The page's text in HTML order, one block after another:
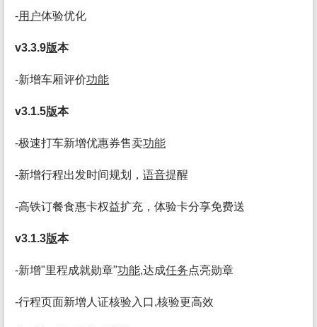
-用户体验优化
v3.3.9版本
-新增车厢评价功能
v3.1.5版本
-极速打车新增优惠券售卖功能
-新增行程出发时间规划， 语音提醒
-高铁订餐食惠卡权益扩充，体验卡分享免费送
v3.1.3版本
-新增"里程成就勋章"功能,达成任务点亮勋章
-行程页面新增人证核验入口,核验更高效